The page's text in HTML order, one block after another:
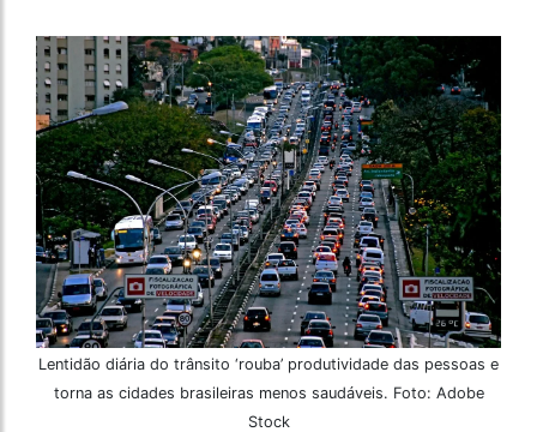
Lentidão diária do trânsito ‘rouba’ produtividade das pessoas e
torna as cidades brasileiras menos saudáveis. Foto: Adobe
Stock